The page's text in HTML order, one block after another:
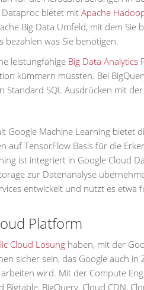
bietet mit Apache
Big Data Umfeld, mit dem Sie
was Sie benötigen.
leistungfähige Big Data Analytics
kümmern müssten. Bei
SQL Ausdrücken mit
Google Machine Learning bietet
auf TensorFlow Basis für die
ist integriert in Google Cloud
zur Datenanalyse
entwickelt und nutzt es etwa
Platform
Cloud Lösung haben, mit der
sicher sein, das Google auch
arbeiten wird. Mit der Compute
BigQuery, Cloud CDN,